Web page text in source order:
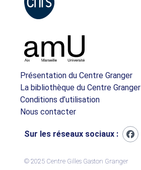
Présentation du Centre Granger
La bibliothèque du Centre Granger
Conditions d’utilisation
Nous contacter
Sur les réseaux sociaux :
© 2025 Centre Gilles Gaston Granger